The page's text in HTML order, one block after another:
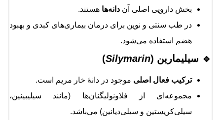
بخش دارویی اصلی آن دانه‌ها هستند.
در طب سنتی و نوین برای درمان بیماری‌های کبدی و بهبود
هضم استفاده می‌شود.
🔹 سیلیمارین (Silymarin
)
ترکیب فعال اصلی موجود در دانهٔ خار مریم است.
مجموعه‌ای از فلاونو‌لیگنان‌ها (مانند سیلیبینین،
سیلی‌کریستین و سیلی‌دیانین) می‌باشد.